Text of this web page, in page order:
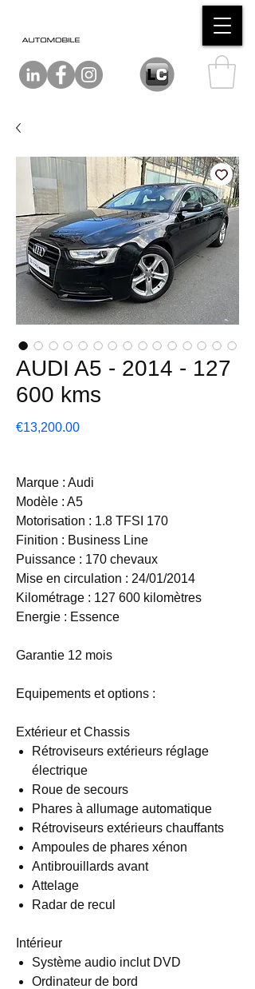
AUDI A5 - 2014 - 127
600 kms
€13,200.00Price
Marque : Audi
Modèle : A5
Motorisation : 1.8 TFSI 170
Finition : Business Line
Puissance : 170 chevaux
Mise en circulation : 24/01/2014
Kilométrage : 127 600 kilomètres
Energie : Essence
Garantie 12 mois
Equipements et options :
Extérieur et Chassis
Rétroviseurs extérieurs réglage
électrique
Roue de secours
Phares à allumage automatique
Rétroviseurs extérieurs chauffants
Ampoules de phares xénon
Antibrouillards avant
Attelage
Radar de recul
Intérieur
Système audio inclut DVD
Ordinateur de bord